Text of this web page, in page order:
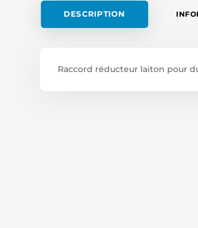
DESCRIPTION
Raccord réducteur laiton pour